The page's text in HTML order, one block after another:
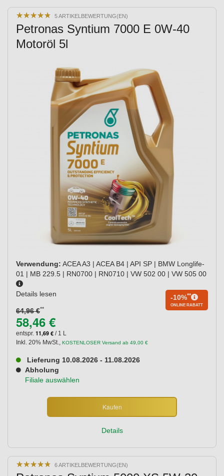
★★★★★
★★★★★ 5 ARTIKELBEWERTUNG(EN)
Petronas Syntium 7000 E 0W-40
Motoröl 5l
Verwendung: ACEA A3 | ACEA B4 | API SP | BMW Longlife-
01 | MB 229.5 | RN0700 | RN0710 | VW 502 00 | VW 505 00
Details lesen
64,96 €**
-10%**
ONLINE RABATT
58,46 €
entspr. 11,69 € / 1 L
Inkl. 20% MwSt., KOSTENLOSER Versand ab 49,00 €
Lieferung 10.08.2026 - 11.08.2026
Abholung
Filiale auswählen
Kaufen
Details
★★★★★
★★★★★ 6 ARTIKELBEWERTUNG(EN)